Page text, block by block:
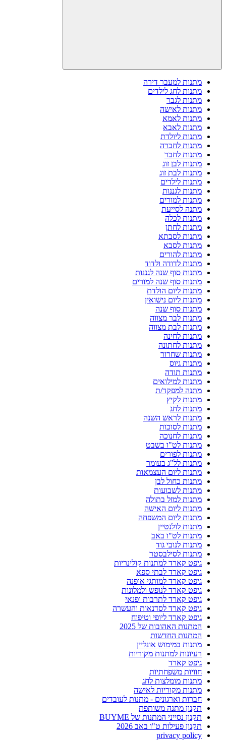
מתנות למעבר דירה
מתנות לחג לילדים
מתנות לגבר
מתנות לאישה
מתנות לאמא
מתנות לאבא
מתנות ליולדת
מתנות לחברה
מתנות לחבר
מתנות לבן זוג
מתנות לבת זוג
מתנות לילדים
מתנות לגננות
מתנות למורים
מתנה לסייעת
מתנות לכלה
מתנות לחתן
מתנות לסבתא
מתנות לסבא
מתנות להורים
מתנות לדודה ולדוד
מתנות סוף שנה לגננות
מתנות סוף שנה למורים
מתנות ליום הולדת
מתנות ליום נישואין
מתנות סוף שנה
מתנות לבר מצווה
מתנות לבת מצווה
מתנות לחינה
מתנות לחתונה
מתנות שחרור
מתנות גיוס
מתנות תודה
מתנות למילואים
מתנה למפקד/ת
מתנות לקיץ
מתנות לחג
מתנות לראש השנה
מתנות לסוכות
מתנות לחנוכה
מתנות לט"ו בשבט
מתנות לפורים
מתנות לל"ג בעומר
מתנות ליום העצמאות
מתנות כחול לבן
מתנות לשבועות
מתנות למזל בתולה
מתנות ליום האישה
מתנות ליום המשפחה
מתנות לולנטיין
מתנות לט"ו באב
מתנות לנובי גוד
מתנות לסילבסטר
גיפט קארד למתנות קולינריות
גיפט קארד לבתי ספא
גיפט קארד למותגי אופנה
גיפט קארד לנופש ולמלונות
גיפט קארד לתרבות ופנאי
גיפט קארד לסדנאות והעשרה
גיפט קארד ליופי וטיפוח
המתנות האהובות של 2025
המתנות החדשות
מתנות במימוש אונליין
רעיונות למתנות מקוריות
גיפט קארד
חוויות משפחתיות
מתנות מומלצות לחג
מתנות מקוריות לאישה
חברות וארגונים - מתנות לעובדים
תקנון מתנה משותפת
תקנון נסייני המתנות של BUYME
תקנון פעילות ט"ו באב 2026
privacy policy